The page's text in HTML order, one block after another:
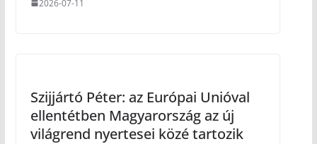
2026-07-11
Szijjártó Péter: az Európai Unióval
ellentétben Magyarország az új
világrend nyertesei közé tartozik